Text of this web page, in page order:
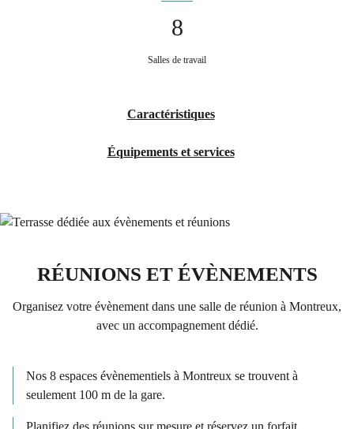
8
Salles de travail
Caractéristiques
Équipements et services
RÉUNIONS ET ÉVÈNEMENTS
Organisez votre évènement dans une salle de réunion à Montreux,
avec un accompagnement dédié.
Nos 8 espaces évènementiels à Montreux se trouvent à
seulement 100 m de la gare.